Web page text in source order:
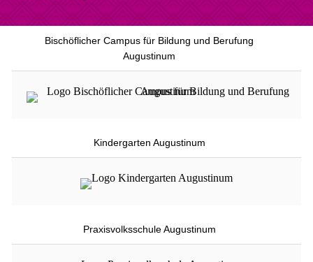
Bischöflicher Campus für Bildung und Berufung
Augustinum
Kindergarten Augustinum
Praxisvolksschule Augustinum